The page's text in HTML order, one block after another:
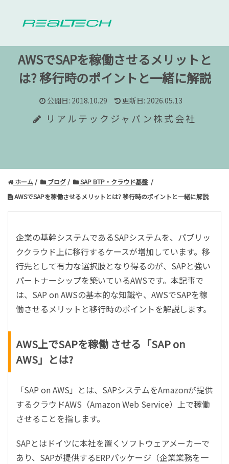
AWSでSAPを稼働させるメリットと
は?移行時のポイントと一緒に解説
公開日: 2018.10.29 更新日: 2026.05.13
リアルテックジャパン株式会社
ホーム ブログ
SAP BTP・クラウド基盤
AWSでSAPを稼働させるメリットとは? 移行時のポイントと一緒に解説
企業の基幹システムであるSAPシステムを、パブリッ
ククラウド上に移行するケースが増加しています。移
行先として有力な選択肢となり得るのが、SAPと強い
パートナーシップを築いているAWSです。本記事で
は、SAP on AWSの基本的な知識や、AWSでSAPを稼
働させるメリットと移行時のポイントを解説します。
AWS上でSAPを稼働 させる「SAP on
AWS」とは?
「SAP on AWS」とは、SAPシステムをAmazonが提供
するクラウドAWS（Amazon Web Service）上で稼働
させることを指します。
SAPとはドイツに本社を置くソフトウェアメーカーで
あり、SAPが提供するERPパッケージ（企業業務を一